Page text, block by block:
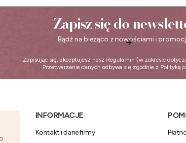
Zapisz się do
Bądź na bieżąco z nowościami i
Zapisując się, akceptujesz nasz Regulamin (w zakresie
Przetwarzanie danych odbywa się zgodnie z Polityką
Linki w stopce
INFORMACJE
Kontakt i dane firmy